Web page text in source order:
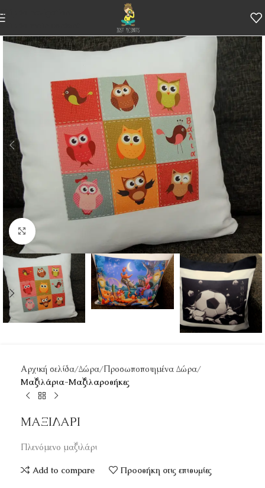
Skip to navigation
Skip to main content
Κάντε κλικ για μεγέθυνση
Αρχική σελίδα Δώρα Προσωποποιημένα Δώρα
Μαξιλάρια-Μαξιλαροθήκες
ΜΑΞΙΛΑΡΙ
Πλενόμενο μαξιλάρι
Add to compare Προσθήκη στις επιθυμίες